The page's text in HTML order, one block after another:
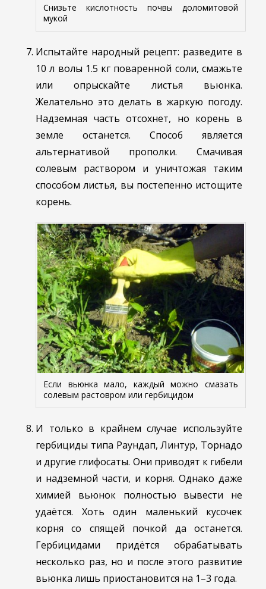
Снизьте кислотность почвы доломитовой
мукой
Испытайте народный рецепт: разведите в
10 л волы 1.5 кг поваренной соли, смажьте
или опрыскайте листья вьюнка.
Желательно это делать в жаркую погоду.
Надземная часть отсохнет, но корень в
земле останется. Способ является
альтернативой прополки. Смачивая
солевым раствором и уничтожая таким
способом листья, вы постепенно истощите
корень.
Если вьюнка мало, каждый можно смазать
солевым растовром или гербицидом
И только в крайнем случае используйте
гербициды типа Раундап, Линтур, Торнадо
и другие глифосаты. Они приводят к гибели
и надземной части, и корня. Однако даже
химией вьюнок полностью вывести не
удаётся. Хоть один маленький кусочек
корня со спящей почкой да останется.
Гербицидами придётся обрабатывать
несколько раз, но и после этого развитие
вьюнка лишь приостановится на 1–3 года.